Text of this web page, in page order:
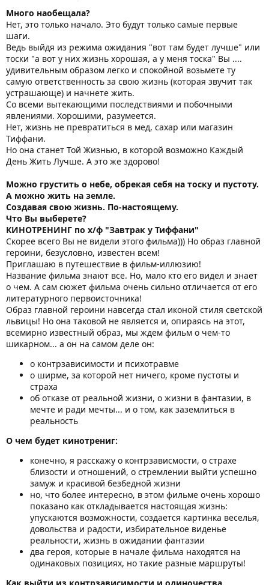
Много наобещала?
Нет, это только начало. Это будут только самые первые
шаги.
Ведь выйдя из режима ожидания "вот там будет лучше" или
тоски "а вот у них жизнь хорошая, а у меня тоска" Вы ....
удивительным образом легко и спокойной возьмете ту
самую ответственность за свою жизнь (которая звучит так
устрашающе) и начнете жить.
Со всеми вытекающими последствиями и побочными
явлениями. Хорошими, разумеется.
Нет, жизнь не превратиться в мед, сахар или магазин
Тиффани.
Но она станет Той Жизнью, в которой возможно Каждый
День Жить Лучше. А это же здорово!
Можно грустить о небе, обрекая себя на тоску и пустоту.
А можно жить на земле.
Создавая свою жизнь. По-настоящему.
Что Вы выберете?
КИНОТРЕНИНГ по х/ф "Завтрак у Тиффани"
Скорее всего Вы не видели этого фильма))) Но образ главной
героини, безусловно, известен всем!
Приглашаю в путешествие в фильм-иллюзию!
Название фильма знают все. Но, мало кто его видел и знает
о чем. А сам сюжет фильма очень сильно отличается от его
литературного первоисточника!
Образ главной героини навсегда стал иконой стиля светской
львицы! Но она таковой не является и, опираясь на этот,
всемирно известный образ, мы ждем фильм о чем-то
шикарном... а он на самом деле он:
о контрзависимости и психотравме
о ширме, за которой нет ничего, кроме пустоты и
страха
об отказе от реальной жизни, о жизни в фантазии, в
мечте и ради мечты... и о том, как заземлиться в
реальность
О чем будет кинотрениг:
конечно, я расскажу о контрзависмости, о страхе
близости и отношений, о стремлении выйти успешно
замуж и красивой безбедной жизни
но, что более интересно, в этом фильме очень хорошо
показано как откладывается настоящая жизнь:
упускаются возможности, создается картинка веселья,
довольства и радости, избирательное виденье
реальности, жизнь в ожидании фантазии
два героя, которые в начале фильма находятся на
одинаковых позициях, но такие разные маршруты!